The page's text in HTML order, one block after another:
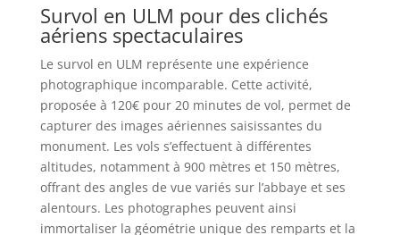
Survol en ULM pour des clichés
aériens spectaculaires
Le survol en ULM représente une expérience
photographique incomparable. Cette activité,
proposée à 120€ pour 20 minutes de vol, permet de
capturer des images aériennes saisissantes du
monument. Les vols s’effectuent à différentes
altitudes, notamment à 900 mètres et 150 mètres,
offrant des angles de vue variés sur l’abbaye et ses
alentours. Les photographes peuvent ainsi
immortaliser la géométrie unique des remparts et la